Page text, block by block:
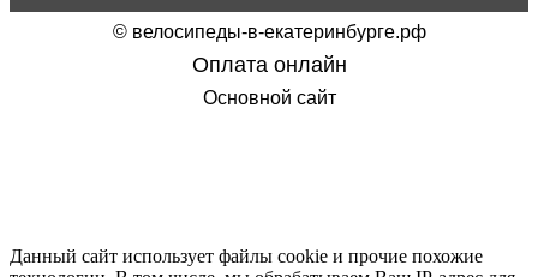
Палки для скандинавской ходьбы NordicPro Walk Carbon
© велосипеды-в-екатеринбурге.рф
Оплата онлайн
Основной сайт
Данный сайт использует файлы cookie и прочие похожие